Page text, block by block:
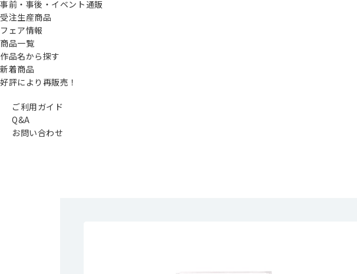
事前・事後・イベント通販
受注生産商品
フェア情報
商品一覧
作品名から探す
新着商品
好評により再販売！
ご利用ガイド
Q&A
お問い合わせ